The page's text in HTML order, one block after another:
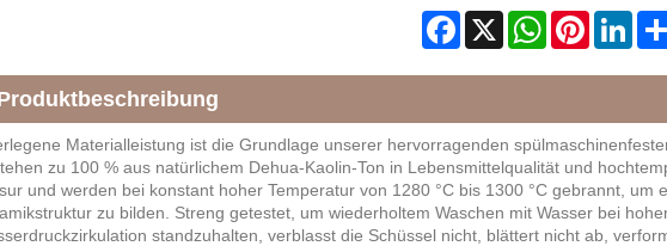
Facebook
X WhatsAppPinterest
Materialleistung ist die Grundlage unserer hervorragenden
zu 100 % aus natürlichem Dehua-Kaolin-Ton in Lebensmittelqualität und
und werden bei konstant hoher Temperatur von 1280 °C bis 1300 °C gebrannt, um
zu bilden. Streng getestet, um wiederholtem Waschen mit Wasser bei
standzuhalten, verblasst die Schüssel nicht, blättert nicht ab,